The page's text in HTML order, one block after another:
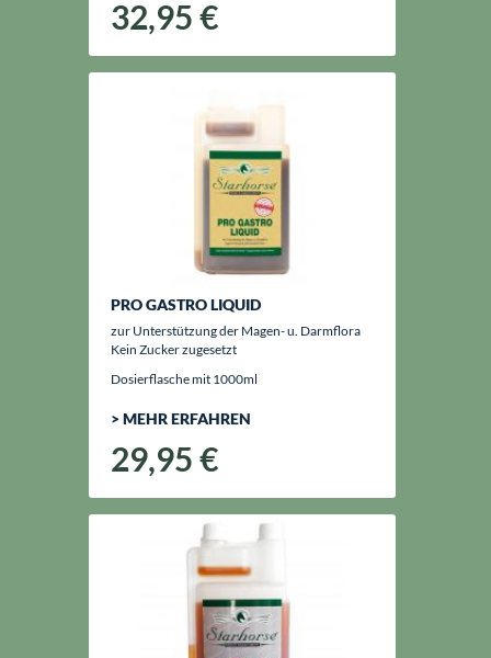
32,95 €
PRO GASTRO LIQUID
zur Unterstützung der Magen- u. Darmflora
Kein Zucker zugesetzt
Dosierflasche mit 1000ml
> MEHR ERFAHREN
29,95 €